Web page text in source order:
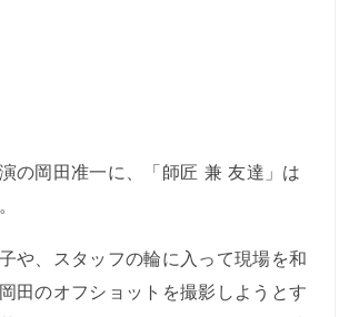
の岡田准一に、「師匠 兼 友達」は
や、スタッフの輪に入って現場を和
田のオフショットを撮影しようとす